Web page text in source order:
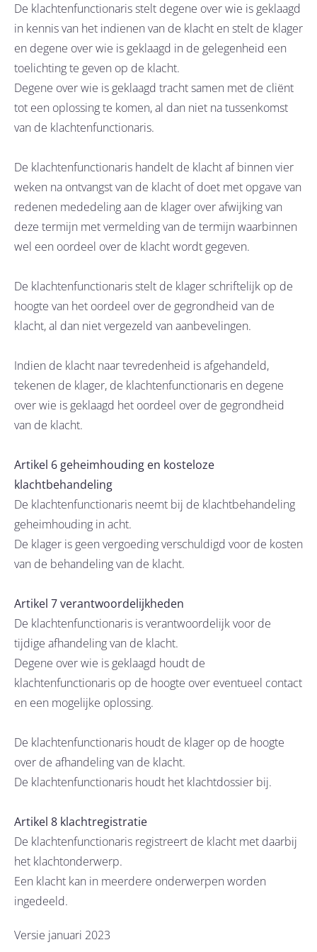
De klachtenfunctionaris stelt degene over wie is geklaagd
in kennis van het indienen van de klacht en stelt de klager
en degene over wie is geklaagd in de gelegenheid een
toelichting te geven op de klacht.
Degene over wie is geklaagd tracht samen met de cliënt
tot een oplossing te komen, al dan niet na tussenkomst
van de klachtenfunctionaris.
De klachtenfunctionaris handelt de klacht af binnen vier
weken na ontvangst van de klacht of doet met opgave van
redenen mededeling aan de klager over afwijking van
deze termijn met vermelding van de termijn waarbinnen
wel een oordeel over de klacht wordt gegeven.
De klachtenfunctionaris stelt de klager schriftelijk op de
hoogte van het oordeel over de gegrondheid van de
klacht, al dan niet vergezeld van aanbevelingen.
Indien de klacht naar tevredenheid is afgehandeld,
tekenen de klager, de klachtenfunctionaris en degene
over wie is geklaagd het oordeel over de gegrondheid
van de klacht.
Artikel 6 geheimhouding en kosteloze
klachtbehandeling
De klachtenfunctionaris neemt bij de klachtbehandeling
geheimhouding in acht.
De klager is geen vergoeding verschuldigd voor de kosten
van de behandeling van de klacht.
Artikel 7 verantwoordelijkheden
De klachtenfunctionaris is verantwoordelijk voor de
tijdige afhandeling van de klacht.
Degene over wie is geklaagd houdt de
klachtenfunctionaris op de hoogte over eventueel contact
en een mogelijke oplossing.
De klachtenfunctionaris houdt de klager op de hoogte
over de afhandeling van de klacht.
De klachtenfunctionaris houdt het klachtdossier bij.
Artikel 8 klachtregistratie
De klachtenfunctionaris registreert de klacht met daarbij
het klachtonderwerp.
Een klacht kan in meerdere onderwerpen worden
ingedeeld.
Versie januari 2023